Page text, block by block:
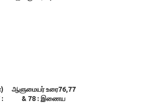
:
ஆளுமையர் உரை76,77
& 78 : இணைய